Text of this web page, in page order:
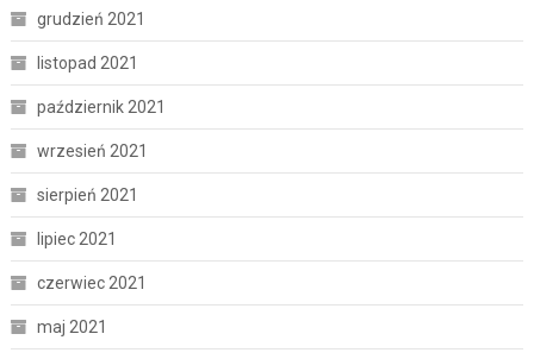
grudzień 2021
listopad 2021
październik 2021
wrzesień 2021
sierpień 2021
lipiec 2021
czerwiec 2021
maj 2021